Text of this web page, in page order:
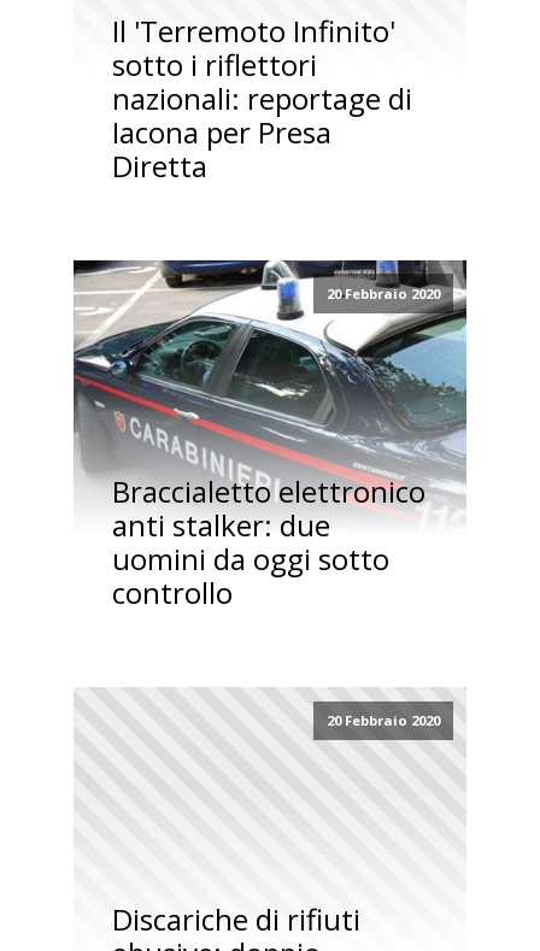
Il 'Terremoto Infinito'
sotto i riflettori
nazionali: reportage di
Iacona per Presa
Diretta
20 Febbraio 2020
Braccialetto elettronico
anti stalker: due
uomini da oggi sotto
controllo
20 Febbraio 2020
Discariche di rifiuti